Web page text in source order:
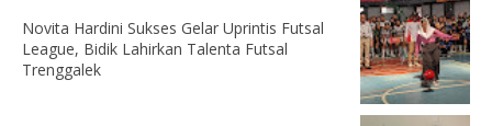
Novita Hardini Sukses Gelar Uprintis Futsal
League, Bidik Lahirkan Talenta Futsal
Trenggalek